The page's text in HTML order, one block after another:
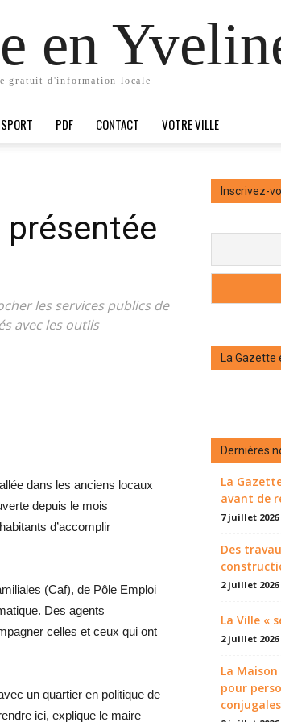
en
gratuit d'information locale
SPORT PDF CONTACT VOTRE VILLE
présentée
les services publics de
avec les outils
dans les anciens locaux
depuis le mois
d’accomplir
(Caf), de Pôle Emploi
Des agents
celles et ceux qui ont
un quartier en politique de
ici, explique le maire
Inscrivez-
La Gazette
Dernières
La
avant de
7 juillet 2026
Des
2 juillet 2026
La Ville «
2 juillet 2026
La
pour
conjugales